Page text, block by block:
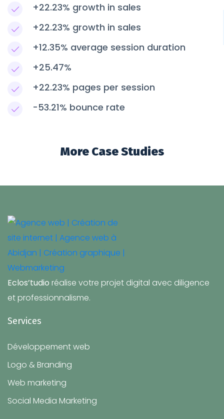
+22.23% growth in sales
+22.23% growth in sales
+12.35% average session duration
+25.47%
+22.23% pages per session
-53.21% bounce rate
More Case Studies
Eclos’tudio réalise votre projet digital avec diligence
et professionnalisme.
Services
Développement web
Logo & Branding
Web marketing
Social Media Marketing